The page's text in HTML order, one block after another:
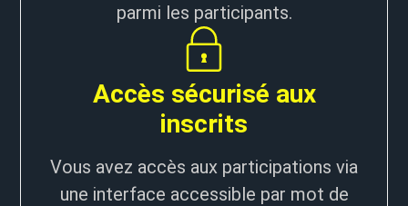
parmi les participants.
Accès sécurisé aux
inscrits
Vous avez accès aux participations via
une interface accessible par mot de